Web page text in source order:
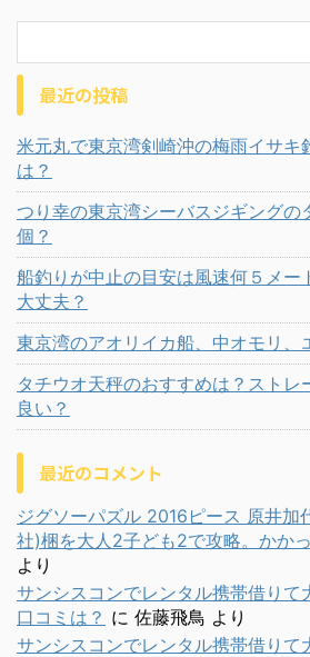
最近の投稿
米元丸で東京湾剣崎沖の梅雨イサキ
は？
つり幸の東京湾シーバスジギングの
個？
船釣りが中止の目安は風速何５メー
大丈夫？
東京湾のアオリイカ船、中オモリ、
タチウオ天秤のおすすめは？ストレ
良い？
最近のコメント
ジグソーパズル 2016ピース 原井加
社)梱を大人2子ども2で攻略。かか
より
サンシスコンでレンタル携帯借りて
口コミは？ に 佐藤飛鳥 より
サンシスコンでレンタル携帯借りて